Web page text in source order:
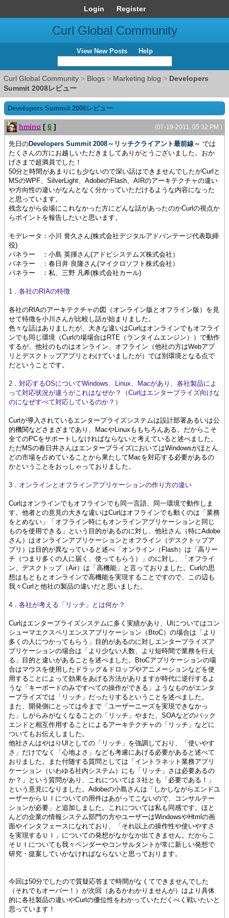
Login Register
Curl Global Community
View New Posts Help
Curl Global Community > Blogs > Marketing blog > Developers
Summit 2008レビュー
Developers Summit 2008レビュー
(07-19-2011, 05:32 PM )
hmino [ 6 ]
先日のDevelopers Summit 2008～リッチクライアント最前線～ では
たくさんの方にお越しいただきましてありがとうございました。おか
げさまで超満員でした！
50分と時間があまりにも少ないので深い話はできませんでしたがCurlと
MSのWPF、SilverLight、AdobeのFlash、AIRのアーキテクチャの違い
や方向性の違いがなんとなく分かっていただけるような内容になった
と思っています。
残念ながら会場にこれなかった方にどんな話があったのかCurlの視点か
らポイントを報告したいと思います。
モデレータ：小川 誉久さん(株式会社デジタルアドバンテージ代表取締
役)
パネラー ：小島 英揮さん(アドビシステムズ株式会社）
パネラー ：春日井 良隆さん(マイクロソフト株式会社）
パネラー ：私、三野 凡希(株式会社カール)
1．各社のRIAの特徴
各社のRIAのアーキテクチャの図（オンライン版とオフライン版）を見
せて特徴を小川さんが比較し話が始まりました。
色々な話はありましたが、大きな違いはCurlはオンラインでもオフライ
ンでも同じ環境（Curlの場場合はRTE（ランタイムエンジン））で動作
するが、他社のものはオンライン、オフライン（他社の方はWebアプ
リとデスクトップアプリとわけていましたが）では別環境となる点で
だということです。
2．対応するOSについてWindows、Linux、Macがあり、各社製品によ
って対応状況が違うがこれはなぜか？（Curlはエンタープライズ向けな
のになぜすべて対応しているのか？）
Curlが導入されているエンタープライズシステムは設計部署あるいは公
的機関などさまざまであり、MacやLinuxももちろんある。だからこそ
全てのPCをサポートしなければならないと考えていると述べました。
ただMSの春日井さんはエンタープライズにおいてはWindowsがほとん
どの市場を占めていることから果たしてMacを対応する必要があるの
かということをおっしゃっておりました。
3．オンラインとオフラインアプリケーションの作り方の違い
Curlはオンラインでもオフラインでも同一言語、同一環境で動作しま
す。他者との意見の大きな違いはCurlはオフラインでも動くのは「業務
をとめない」「オフライン時にもオンラインアプリケーションと同じ
ものを使用できる」という目的があるのに対し、他社さん（特にAdobe
さん）はオンラインアプリケーションとオフライン（デスクトップア
プリ）は目的が異なっていると述べ「オンライン（Flash）は「高リー
チ（つまり多くの人に届く、使ってもらう）」のに対し、「オフライ
ン、デスクトップ（Air）は「高機能」と言っておりました。Curlの思
想はもともとオンラインで高機能を実現することですので、この辺も
我々Curlと他社の製品の違いだと思いました。
4．各社が考える「リッチ」とは何か？
Curlはエンタープライズシステムに多く実績があり、UIについてはコン
シューマエクスペリエンスアプリケーション（BtoC）の場合は「より
多くの人につかってもらう」目的があるのに対しエンタープライズア
プリケーションの場合は「より少ない人数、より短時間で業務を行え
る」目的と違いがあることを述べました。BtoCアプリケーションの場
合はマウスを使用したドラッグ＆ドロップやアニメーションなどを使
用することによって効果をあげる方法がありますが時代に逆行するよ
うな「キーボードのみですべての操作ができる」ようなものがエンタ
ープライズでは「リッチ」だったりするということを述べました。
また、開発側にとっては今まで「ユーザーニーズを実現できなかっ
た」しがらみがなくなることの「リッチ」やまた、SOAなどのバック
エンドと相互作用することによるアーキテクチャの「リッチ」などに
ついてもお伝えしました。
他社さんはやはりUIとしての「リッチ」を強調しており、「使いやす
さ」だけでなく「心地よさ」なども考慮にあげる必要があると述べて
おりました。また付随する質問としては「イントラネット業務アプリ
ケーション（いわゆる社内システム）にも「リッチ」さは必要あるの
か？」という質問があり、これについては３社とも「必要である！」
という意見になりました。Adobeの小島さんは「しかしながらエンドユ
ーザーからＵＩについての用件はあがってこないので、コンサルテー
ションが必要」と追加しました。これについては私も同感です。ほと
んどの企業の情報システム部門の方やユーザーはWindowsやHtmlの画
面やインタフェースになれており、「それ以上の操作性や使いやすさ
を実現するＵＩ」についての発想がなかなか出てきません。だからこ
そＵＩについても我々ベンダーやコンサルタントが常に新しい発想で
研究・提案していかなければならないと思っております。
今回は50分でしたので質疑応答まで時間がなくてできませんでした
（それでもオーバー！）が次回（あるかわかりませんが）はより具体
的に各社製品の違いやCurlの優位性をわかっていただくべく戦いたいと
思っています！